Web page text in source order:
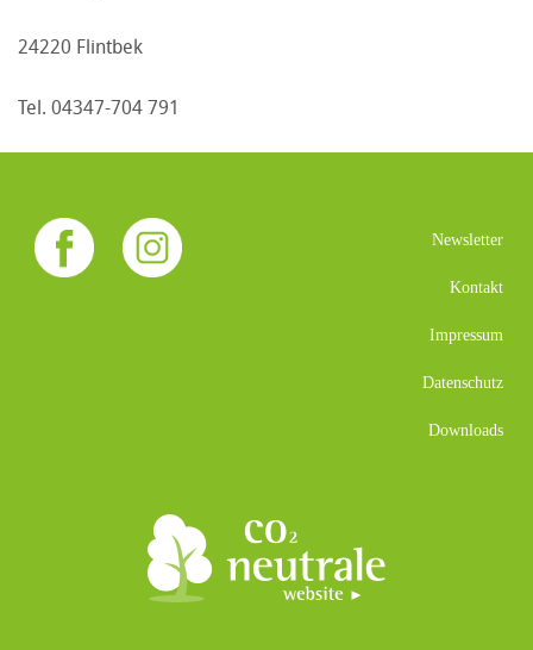
24220 Flintbek
Tel. 04347-704 791
Newsletter
Kontakt
Impressum
Datenschutz
Downloads